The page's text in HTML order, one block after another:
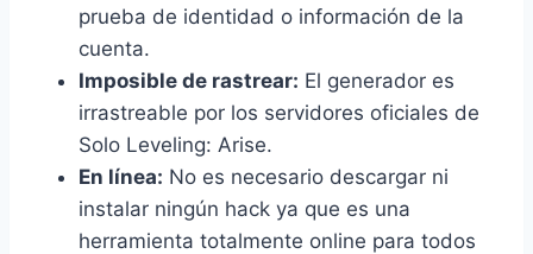
prueba de identidad o información de la
cuenta.
Imposible de rastrear: El generador es
irrastreable por los servidores oficiales de
Solo Leveling: Arise.
En línea: No es necesario descargar ni
instalar ningún hack ya que es una
herramienta totalmente online para todos